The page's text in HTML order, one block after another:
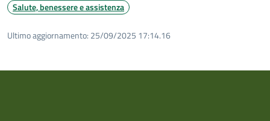
Salute, benessere e assistenza
Ultimo aggiornamento: 25/09/2025 17:14.16